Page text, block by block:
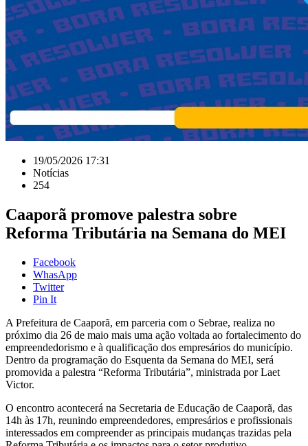
19/05/2026 17:31
Notícias
254
Caaporã promove palestra sobre
Reforma Tributária na Semana do MEI
Facebook
WhasApp
Twitter
Pin It
A Prefeitura de Caaporã, em parceria com o Sebrae, realiza no
próximo dia 26 de maio mais uma ação voltada ao fortalecimento do
empreendedorismo e à qualificação dos empresários do município.
Dentro da programação do Esquenta da Semana do MEI, será
promovida a palestra “Reforma Tributária”, ministrada por Laet
Victor.
O encontro acontecerá na Secretaria de Educação de Caaporã, das
14h às 17h, reunindo empreendedores, empresários e profissionais
interessados em compreender as principais mudanças trazidas pela